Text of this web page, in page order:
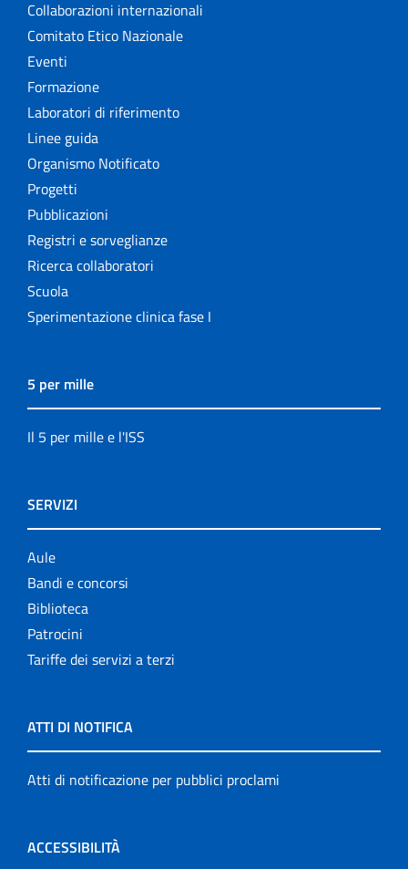
Collaborazioni internazionali
Comitato Etico Nazionale
Eventi
Formazione
Laboratori di riferimento
Linee guida
Organismo Notificato
Progetti
Pubblicazioni
Registri e sorveglianze
Ricerca collaboratori
Scuola
Sperimentazione clinica fase I
5 per mille
Il 5 per mille e l'ISS
SERVIZI
Aule
Bandi e concorsi
Biblioteca
Patrocini
Tariffe dei servizi a terzi
ATTI DI NOTIFICA
Atti di notificazione per pubblici proclami
ACCESSIBILITÀ